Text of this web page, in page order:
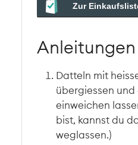
Zur
Anleitungen
Datteln mit
übergiessen und
einweichen
bist, kannst du
weglassen.)